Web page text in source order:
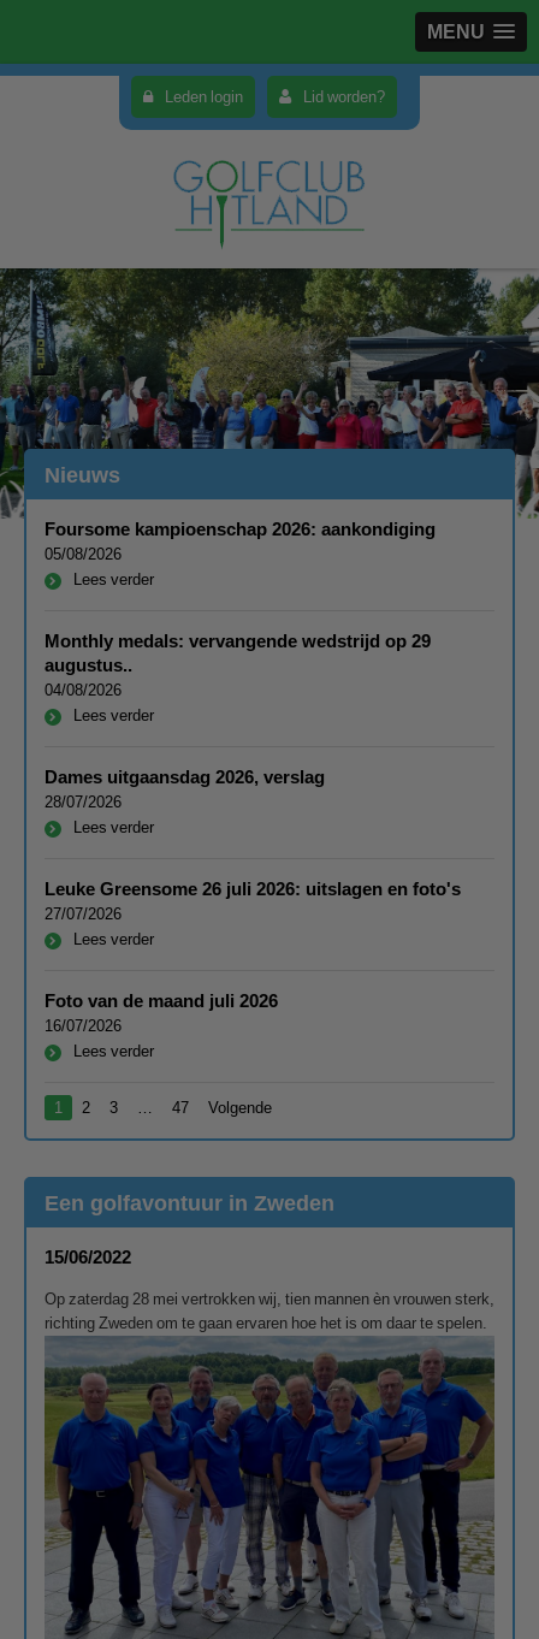
MENU
Leden login Lid worden?
Nieuws
Foursome kampioenschap 2026: aankondiging
05/08/2026
Lees verder
Monthly medals: vervangende wedstrijd op 29
augustus..
04/08/2026
Lees verder
Dames uitgaansdag 2026, verslag
28/07/2026
Lees verder
Leuke Greensome 26 juli 2026: uitslagen en foto's
27/07/2026
Lees verder
Foto van de maand juli 2026
16/07/2026
Lees verder
1 2 3 47 Volgende
Een golfavontuur in Zweden
15/06/2022
Op zaterdag 28 mei vertrokken wij, tien mannen èn vrouwen sterk,
richting Zweden om te gaan ervaren hoe het is om daar te spelen.